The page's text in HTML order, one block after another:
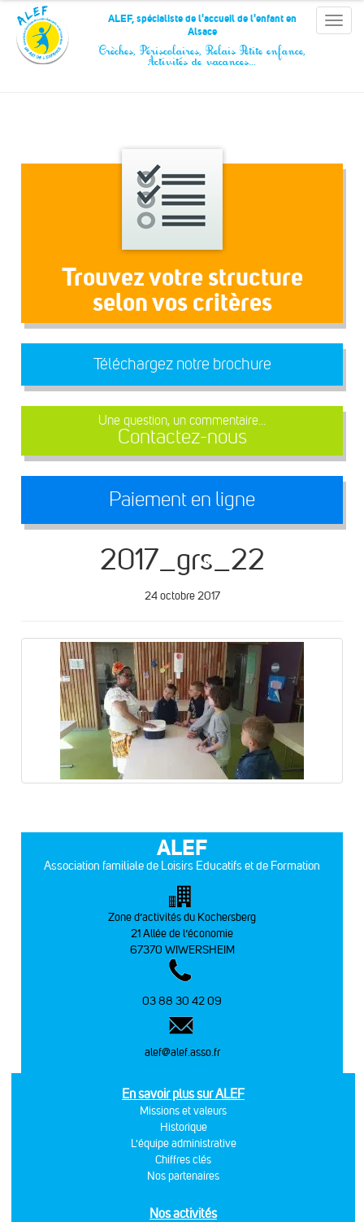
Panneau de gestion des cookies
Toggle
ALEF, spécialiste de l'accueil de l'enfant en
Alsace
Crèches, Périscolaires, Relais Petite enfance,
Activités de vacances…
Trouvez votre structure
selon vos critères
Téléchargez notre brochure
Une question, un commentaire...
Contactez-nous
Paiement en ligne
2017_grs_22
24 octobre 2017
ALEF
Association familiale de Loisirs Educatifs et de Formation
Zone d’activités du Kochersberg
21 Allée de l’économie
67370 WIWERSHEIM
03 88 30 42 09
alef@alef.asso.fr
En savoir plus sur ALEF
Missions et valeurs
Historique
L'équipe administrative
Chiffres clés
Nos partenaires
Nos activités